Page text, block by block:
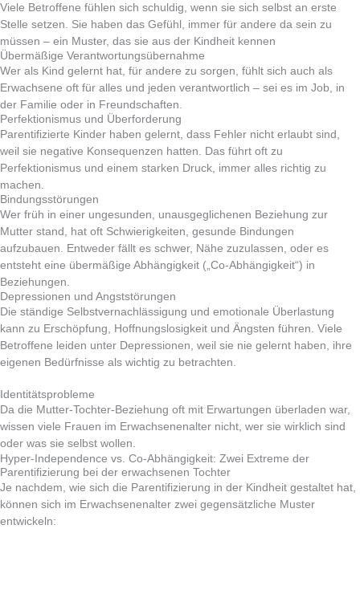
Viele Betroffene fühlen sich schuldig, wenn sie sich selbst an erste
Stelle setzen. Sie haben das Gefühl, immer für andere da sein zu
müssen – ein Muster, das sie aus der Kindheit kennen
Übermäßige Verantwortungsübernahme
Wer als Kind gelernt hat, für andere zu sorgen, fühlt sich auch als
Erwachsene oft für alles und jeden verantwortlich – sei es im Job, in
der Familie oder in Freundschaften.
Perfektionismus und Überforderung
Parentifizierte Kinder haben gelernt, dass Fehler nicht erlaubt sind,
weil sie negative Konsequenzen hatten. Das führt oft zu
Perfektionismus und einem starken Druck, immer alles richtig zu
machen.
Bindungsstörungen
Wer früh in einer ungesunden, unausgeglichenen Beziehung zur
Mutter stand, hat oft Schwierigkeiten, gesunde Bindungen
aufzubauen. Entweder fällt es schwer, Nähe zuzulassen, oder es
entsteht eine übermäßige Abhängigkeit („Co-Abhängigkeit“) in
Beziehungen.
Depressionen und Angststörungen
Die ständige Selbstvernachlässigung und emotionale Überlastung
kann zu Erschöpfung, Hoffnungslosigkeit und Ängsten führen. Viele
Betroffene leiden unter Depressionen, weil sie nie gelernt haben, ihre
eigenen Bedürfnisse als wichtig zu betrachten.
Identitätsprobleme
Da die Mutter-Tochter-Beziehung oft mit Erwartungen überladen war,
wissen viele Frauen im Erwachsenenalter nicht, wer sie wirklich sind
oder was sie selbst wollen.
Hyper-Independence vs. Co-Abhängigkeit: Zwei Extreme der
Parentifizierung bei der erwachsenen Tochter
Je nachdem, wie sich die Parentifizierung in der Kindheit gestaltet hat,
können sich im Erwachsenenalter zwei gegensätzliche Muster
entwickeln: